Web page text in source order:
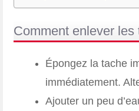
Comment enlever
Épongez la tache
immédiatement.
Ajouter un peu